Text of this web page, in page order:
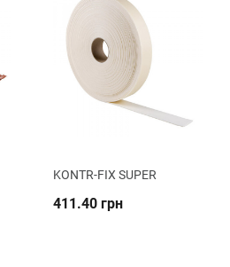
KONTR-FIX SUPER
411.40 грн